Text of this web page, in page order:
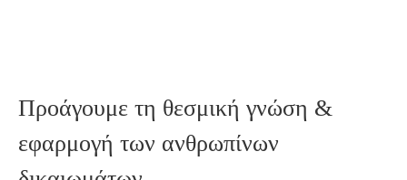
Προάγουμε τη θεσμική γνώση &
εφαρμογή των ανθρωπίνων